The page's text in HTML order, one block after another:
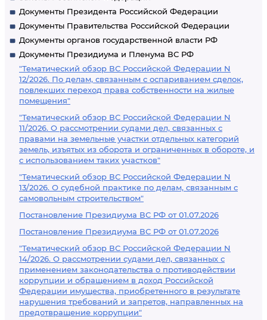
Документы Президента Российской Федерации
Документы Правительства Российской Федерации
Документы органов государственной власти РФ
Документы Президиума и Пленума ВС РФ
"Тематический обзор ВС Российской Федерации N
12/2026. По делам, связанным с оспариванием сделок,
повлекших переход права собственности на жилые
помещения"
"Тематический обзор ВС Российской Федерации N
11/2026. О рассмотрении судами дел, связанных с
правами на земельные участки отдельных категорий
земель, изъятых из оборота и ограниченных в обороте, и
с использованием таких участков"
"Тематический обзор ВС Российской Федерации N
13/2026. О судебной практике по делам, связанным с
самовольным строительством"
Постановление Президиума ВС РФ от 01.07.2026
Постановление Президиума ВС РФ от 01.07.2026
"Тематический обзор ВС Российской Федерации N
14/2026. О рассмотрении судами дел, связанных с
применением законодательства о противодействии
коррупции и обращением в доход Российской
Федерации имущества, приобретенного в результате
нарушения требований и запретов, направленных на
предотвращение коррупции"